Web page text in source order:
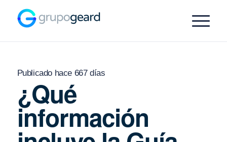
Publicado hace 667 días
¿Qué
información